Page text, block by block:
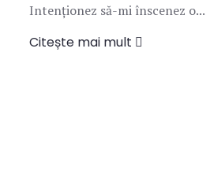
Intenționez să-mi înscenez o...
Citește mai mult